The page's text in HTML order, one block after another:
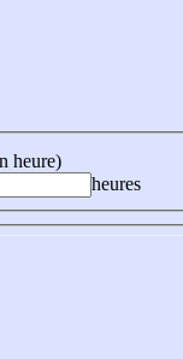
heure)
heures